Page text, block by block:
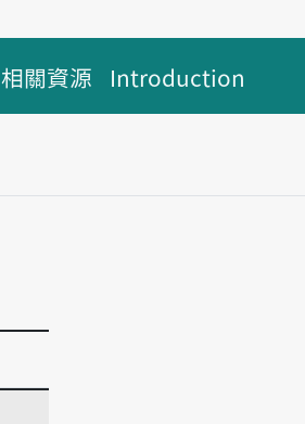
相關資源 Introduction